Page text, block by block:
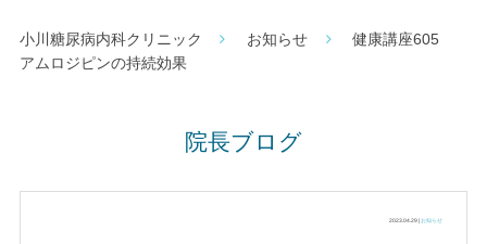
小川糖尿病内科クリニック お知らせ
健康講座605
アムロジピンの持続効果
院長ブログ
2023.04.29 |お知らせ